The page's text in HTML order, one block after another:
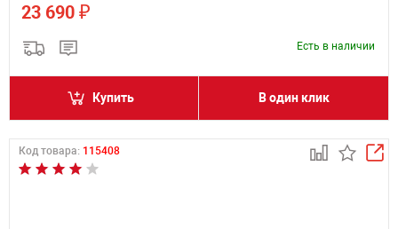
23 690 ₽
Есть в наличии
Купить В один клик
Код товара: 115408